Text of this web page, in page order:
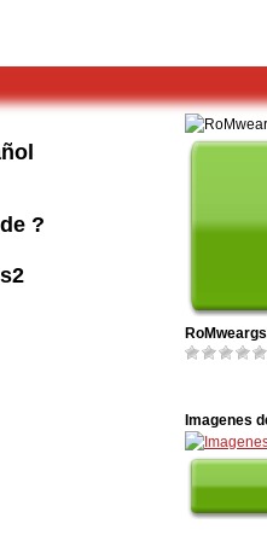
Imagenes
?